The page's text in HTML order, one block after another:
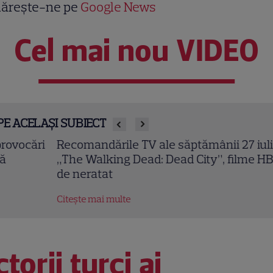
ne pe Google News
Cel mai nou VIDEO
ACELAȘI SUBIECT
TV ale săptămânii 27 iulie – 2 august!
Walking Dead: Dead City”, filme HBO și
mai multe
turci ai